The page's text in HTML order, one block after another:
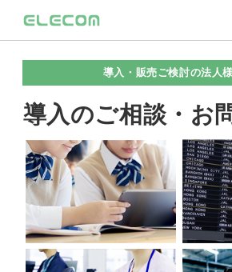
導入・販売ご検討の法人
導入のご相談・お